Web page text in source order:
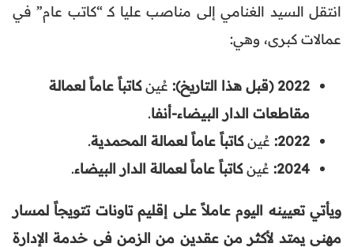
انتقل السيد الغنامي إلى مناصب عليا كـ “كاتب عام” في
عمالات كبرى، وهي:
2022 (قبل هذا التاريخ): عُينكاتباً عاماً لعمالة
مقاطعات الدار البيضاء-أنفا.
2022: عُينكاتباً عاماً لعمالة المحمدية.
2024: عُينكاتباً عاماً لعمالة الدار البيضاء.
ويأتي تعيينه اليوم عاملاً على إقليم تاونات تتويجاً لمسار
مهني يمتد لأكثر من عقدين من الزمن في خدمة الإدارة